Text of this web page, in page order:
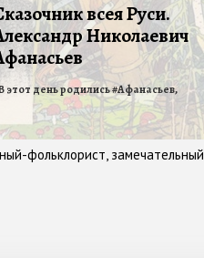
всея Руси.
Николаевич
фольклорист, замечательный
этот день родились#Афанасьев,